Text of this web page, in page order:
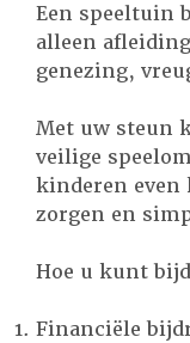
Een speeltuin
alleen
genezing,
Met uw steun
veilige
kinderen even
zorgen en
Hoe u kunt
Financiële